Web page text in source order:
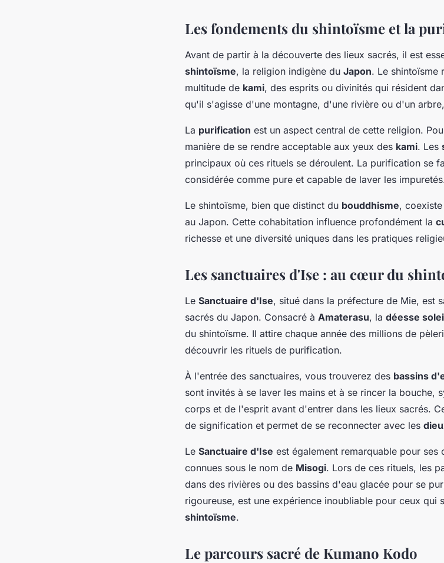
Les fondements du shintoïsme et la
Avant de partir à la découverte des lieux sacrés, il est
shintoïsme, la religion indigène du Japon. Le shintoïsme
multitude de kami, des esprits ou divinités qui résident
qu'il s'agisse d'une montagne, d'une rivière ou d'un
La purification est un aspect central de cette religion.
manière de se rendre acceptable aux yeux des kami. Les
principaux où ces rituels se déroulent. La purification se
considérée comme pure et capable de laver les
Le shintoïsme, bien que distinct du bouddhisme,
au Japon. Cette cohabitation influence profondément la
richesse et une diversité uniques dans les pratiques
Les sanctuaires d'Ise : au cœur du
Le Sanctuaire d'Ise, situé dans la préfecture de Mie, est
sacrés du Japon. Consacré à Amaterasu, la déesse
du shintoïsme. Il attire chaque année des millions de
découvrir les rituels de purification.
À l'entrée des sanctuaires, vous trouverez des bassins
sont invités à se laver les mains et à se rincer la bouche,
corps et de l'esprit avant d'entrer dans les lieux sacrés.
de signification et permet de se reconnecter avec les
Le Sanctuaire d'Ise est également remarquable pour
connues sous le nom de Misogi. Lors de ces rituels, les
dans des rivières ou des bassins d'eau glacée pour se
rigoureuse, est une expérience inoubliable pour ceux qui
shintoïsme.
Le parcours sacré de Kumano Kodo